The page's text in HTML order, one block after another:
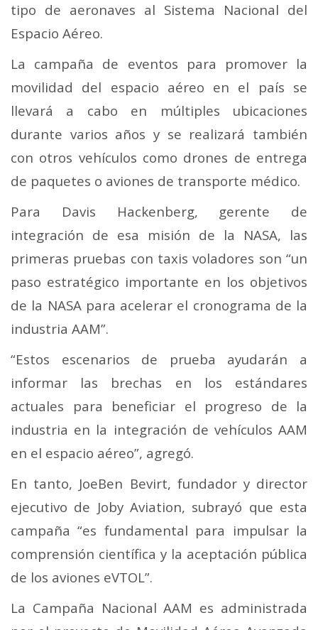
tipo de aeronaves al Sistema Nacional del
Espacio Aéreo.
La campaña de eventos para promover la
movilidad del espacio aéreo en el país se
llevará a cabo en múltiples ubicaciones
durante varios años y se realizará también
con otros vehículos como drones de entrega
de paquetes o aviones de transporte médico.
Para Davis Hackenberg, gerente de
integración de esa misión de la NASA, las
primeras pruebas con taxis voladores son “un
paso estratégico importante en los objetivos
de la NASA para acelerar el cronograma de la
industria AAM”.
“Estos escenarios de prueba ayudarán a
informar las brechas en los estándares
actuales para beneficiar el progreso de la
industria en la integración de vehículos AAM
en el espacio aéreo”, agregó.
En tanto, JoeBen Bevirt, fundador y director
ejecutivo de Joby Aviation, subrayó que esta
campaña “es fundamental para impulsar la
comprensión científica y la aceptación pública
de los aviones eVTOL”.
La Campaña Nacional AAM es administrada